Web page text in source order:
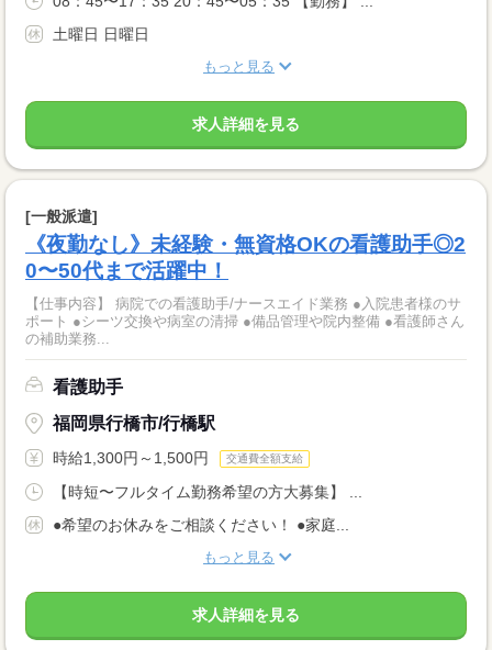
土曜日 日曜日
もっと見る
求人詳細を見る
[一般派遣]
《夜勤なし》未経験・無資格OKの看護助手◎2
0〜50代まで活躍中！
【仕事内容】 病院での看護助手/ナースエイド業務 ●入院患者様のサ
ポート ●シーツ交換や病室の清掃 ●備品管理や院内整備 ●看護師さん
の補助業務...
看護助手
福岡県行橋市/行橋駅
時給1,300円～1,500円 交通費全額支給
【時短〜フルタイム勤務希望の方大募集】 ...
●希望のお休みをご相談ください！ ●家庭...
もっと見る
求人詳細を見る